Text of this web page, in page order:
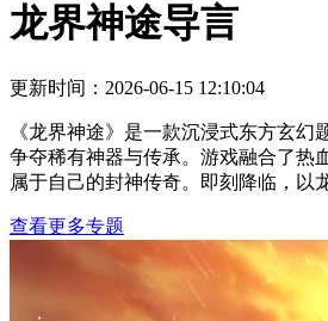
龙界神途导言
更新时间：2026-06-15 12:10:04
《龙界神途》是一款沉浸式东方玄
争夺稀有神器与传承。游戏融合了热
属于自己的封神传奇。即刻降临，以
查看更多专题